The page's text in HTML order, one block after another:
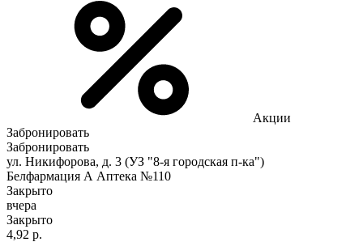
Акции
Забронировать
Забронировать
ул. Никифорова, д. 3 (УЗ "8-я городская п-ка")
Белфармация А Аптека №110
Закрыто
вчера
Закрыто
4,92 р.